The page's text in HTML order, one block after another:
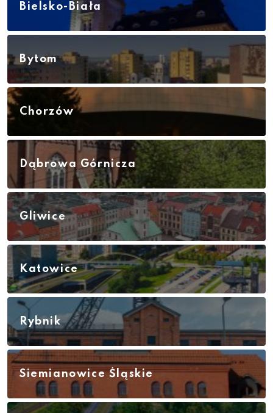
Bielsko-Biała
Bytom
Chorzów
Dąbrowa Górnicza
Gliwice
Katowice
Rybnik
Siemianowice Śląskie